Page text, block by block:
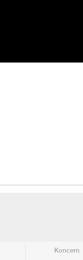
Koncern